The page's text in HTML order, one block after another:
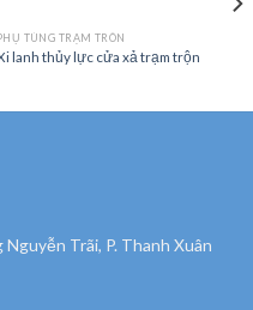
TÙNG TRẠM TRÔN
lanh thủy lực cửa xả trạm trộn
Trãi, P. Thanh Xuân